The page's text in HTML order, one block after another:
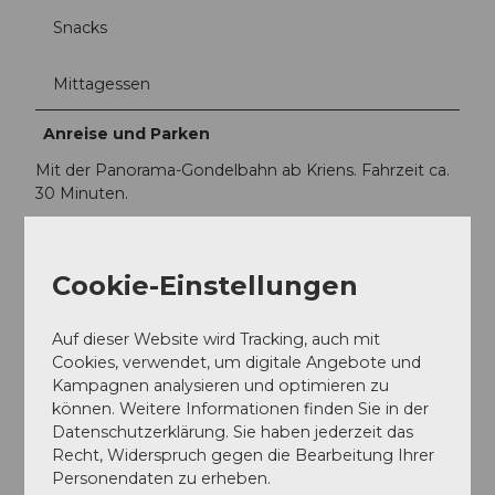
Snacks
Mittagessen
Anreise und Parken
Mit der Panorama-Gondelbahn ab Kriens. Fahrzeit ca.
30 Minuten.
Facebook
Ansprechpartner:in
PILATUS-BAHNEN AG
Cookie-Einstellungen
Auf dieser Website wird Tracking, auch mit
Cookies, verwendet, um digitale Angebote und
Kampagnen analysieren und optimieren zu
können. Weitere Informationen finden Sie in der
Datenschutzerklärung. Sie haben jederzeit das
Recht, Widerspruch gegen die Bearbeitung Ihrer
Personendaten zu erheben.